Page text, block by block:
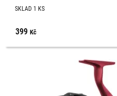
SKLAD 1 KS
399Kč